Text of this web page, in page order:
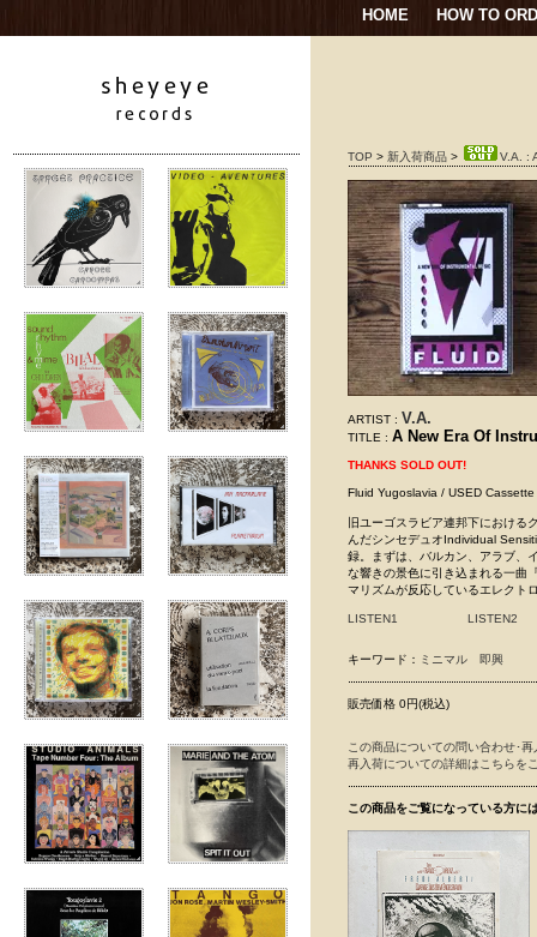
HOME HOW TO
TOP > 新入荷商品 > V.A. :
ARTIST : V.A.
TITLE : A New Era Of
THANKS SOLD OUT!
Fluid Yugoslavia / USED
旧ユーゴスラビア連邦下におけ
んだシンセデュオIndividual
録。まずは、バルカン、アラブ、
な響きの景色に引き込まれる一曲
マリズムが反応しているエレクト
LISTEN1 LISTEN2
キーワード： ミニマル 即興
販売価格 0円(税込)
この商品についての問い合わせ･
再入荷についての詳細はこちらを
この商品をご覧になっている方に